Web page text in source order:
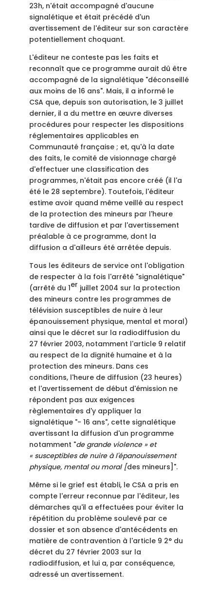
23h, n'était accompagné d'aucune
signalétique et était précédé d'un
avertissement de l'éditeur sur son caractère
potentiellement choquant.
L'éditeur ne conteste pas les faits et
reconnaît que ce programme aurait dû être
accompagné de la signalétique "déconseillé
aux moins de 16 ans". Mais, il a informé le
CSA que, depuis son autorisation, le 3 juillet
dernier, il a du mettre en œuvre diverses
procédures pour respecter les dispositions
réglementaires applicables en
Communauté française ; et, qu'à la date
des faits, le comité de visionnage chargé
d'effectuer une classification des
programmes, n'était pas encore créé (il l'a
été le 28 septembre). Toutefois, l'éditeur
estime avoir quand même veillé au respect
de la protection des mineurs par l'heure
tardive de diffusion et par l'avertissement
préalable à ce programme, dont la
diffusion a d'ailleurs été arrêtée depuis.
Tous les éditeurs de service ont l'obligation
de respecter à la fois l'arrêté "signalétique"
(arrêté du 1er juillet 2004 sur la protection
des mineurs contre les programmes de
télévision susceptibles de nuire à leur
épanouissement physique, mental et moral)
ainsi que le décret sur la radiodiffusion du
27 février 2003, notamment l'article 9 relatif
au respect de la dignité humaine et à la
protection des mineurs. Dans ces
conditions, l'heure de diffusion (23 heures)
et l'avertissement de début d'émission ne
répondent pas aux exigences
règlementaires d'y appliquer la
signalétique "- 16 ans", cette signalétique
avertissant la diffusion d'un programme
notamment "de grande violence » et
« susceptibles de nuire à l'épanouissement
physique, mental ou moral [des mineurs]".
Même si le grief est établi, le CSA a pris en
compte l'erreur reconnue par l'éditeur, les
démarches qu'il a effectuées pour éviter la
répétition du problème soulevé par ce
dossier et son absence d'antécédents en
matière de contravention à l'article 9 2° du
décret du 27 février 2003 sur la
radiodiffusion, et lui a, par conséquence,
adressé un avertissement.